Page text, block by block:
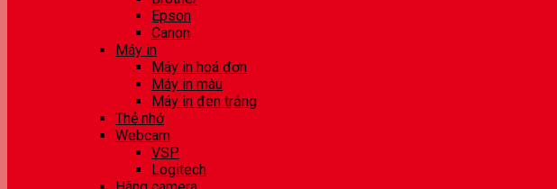
Epson
Canon
Máy in
Máy in hoá đơn
Máy in màu
Máy in đen trắng
Thẻ nhớ
Webcam
VSP
Logitech